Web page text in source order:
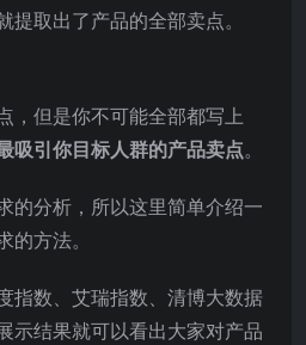
取出了产品的全部卖点。
，但是你不可能全部都写上
吸引你目标人群的产品卖点。
的分析，所以这里简单介绍一
方法。
指数、艾瑞指数、清博大数据
示结果就可以看出大家对产品